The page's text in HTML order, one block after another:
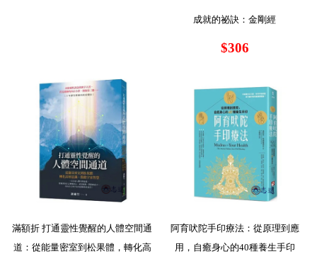
成就的祕訣：金剛經
$306
滿額折 打通靈性覺醒的人體空間通
道：從能量密室到松果體，轉化高
阿育吠陀手印療法：從原理到應
用，自癒身心的40種養生手印